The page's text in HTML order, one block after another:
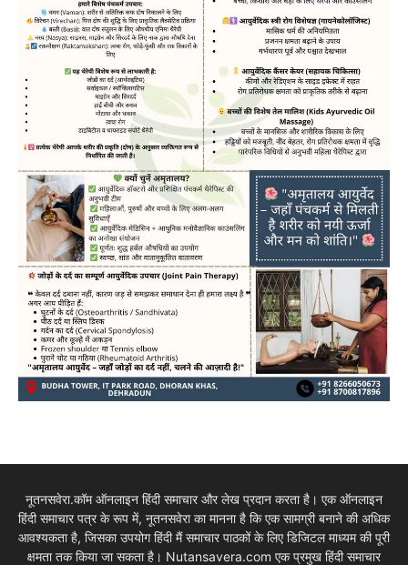
नूतनसवेरा.कॉम ऑनलाइन हिंदी समाचार और लेख प्रदान करता है। एक ऑनलाइन
हिंदी समाचार पत्र के रूप में, नूतनसवेरा का मानना है कि एक सामग्री बनाने की अधिक
आवश्यकता है, जिसका उपयोग हिंदी मैं समाचार पाठकों के लिए डिजिटल माध्यम की पूरी
क्षमता तक किया जा सकता है। Nutansavera.com एक प्रमुख हिंदी समाचार